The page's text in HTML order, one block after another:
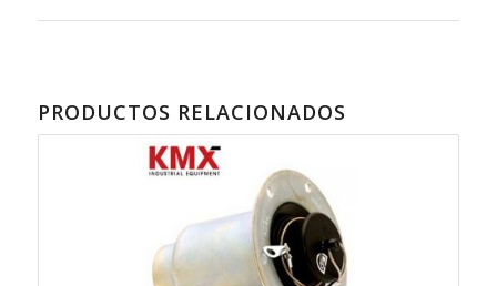
PRODUCTOS RELACIONADOS